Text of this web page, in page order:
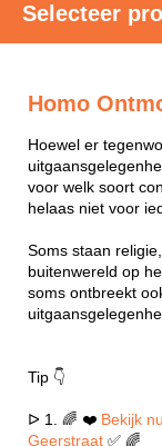
Selecteer
Homo
Hoewel er
voor welk soort
helaas niet voor
Soms staan
buitenwereld op
soms ontbreekt
Tip 👇
ᐅ 1. 🌈 ❤️ Bekijk
Geerstraat ✅ 🌈